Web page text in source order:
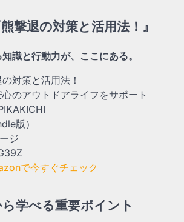
撃退の対策と活用法！』
識と行動力が、ここにある。
対策と活用法！
のアウトドアライフをサポート
版）
ジ
で今すぐチェック
学べる重要ポイント